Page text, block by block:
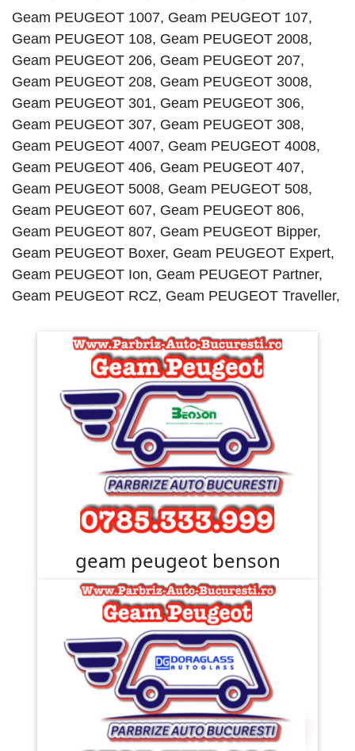
Geam PEUGEOT 1007, Geam PEUGEOT 107,
Geam PEUGEOT 108, Geam PEUGEOT 2008,
Geam PEUGEOT 206, Geam PEUGEOT 207,
Geam PEUGEOT 208, Geam PEUGEOT 3008,
Geam PEUGEOT 301, Geam PEUGEOT 306,
Geam PEUGEOT 307, Geam PEUGEOT 308,
Geam PEUGEOT 4007, Geam PEUGEOT 4008,
Geam PEUGEOT 406, Geam PEUGEOT 407,
Geam PEUGEOT 5008, Geam PEUGEOT 508,
Geam PEUGEOT 607, Geam PEUGEOT 806,
Geam PEUGEOT 807, Geam PEUGEOT Bipper,
Geam PEUGEOT Boxer, Geam PEUGEOT Expert,
Geam PEUGEOT Ion, Geam PEUGEOT Partner,
Geam PEUGEOT RCZ, Geam PEUGEOT Traveller,
geam peugeot benson